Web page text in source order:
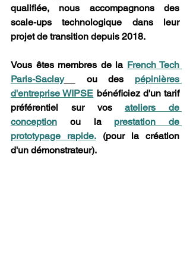
qualifiée, nous accompagnons des
scale-ups technologique dans leur
projet de transition depuis 2018.
Vous êtes membres de la French Tech
Paris-Saclay
ou des pépinières
d'entreprise WIPSE bénéficiez d'un tarif
préférentiel sur vos ateliers de
conception ou la prestation de
prototypage rapide. (pour la création
d'un démonstrateur).